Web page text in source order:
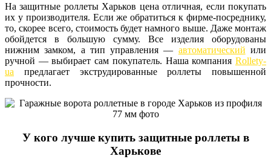
На защитные роллеты Харьков цена отличная, если покупать
их у производителя. Если же обратиться к фирме-посреднику,
то, скорее всего, стоимость будет намного выше. Даже монтаж
обойдется в большую сумму. Все изделия оборудованы
нижним замком, а тип управления — автоматический или
ручной — выбирает сам покупатель. Наша компания Rollety-
ua предлагает экструдированные роллеты повышенной
прочности.
У кого лучше купить защитные роллеты в
Харькове